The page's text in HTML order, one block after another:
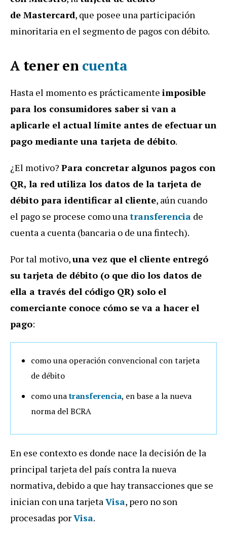
de Mastercard, que posee una participación
minoritaria en el segmento de pagos con débito.
A tener en cuenta
Hasta el momento es prácticamente imposible
para los consumidores saber si van a
aplicarle el actual límite antes de efectuar un
pago mediante una tarjeta de débito.
¿El motivo? Para concretar algunos pagos con
QR, la red utiliza los datos de la tarjeta de
débito para identificar al cliente, aún cuando
el pago se procese como unatransferencia de
cuenta a cuenta (bancaria o de una fintech).
Por tal motivo,una vez que el cliente entregó
su tarjeta de débito (o que dio los datos de
ella a través del código QR) solo el
comerciante conoce cómo se va a hacer el
pago:
como una operación convencional con tarjeta
de débito
como unatransferencia, en base a la nueva
norma del BCRA
En ese contexto es donde nace la decisión de la
principal tarjeta del país contra la nueva
normativa, debido a que hay transacciones que se
inician con una tarjetaVisa, pero no son
procesadas porVisa.